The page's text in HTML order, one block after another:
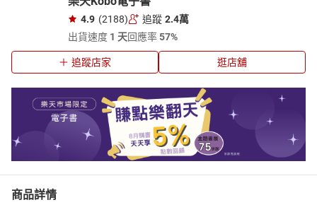
4.9 (2188) 追蹤 2.4萬
出貨速度 1 天回應率57%
追蹤店家 逛店舖
商品詳情